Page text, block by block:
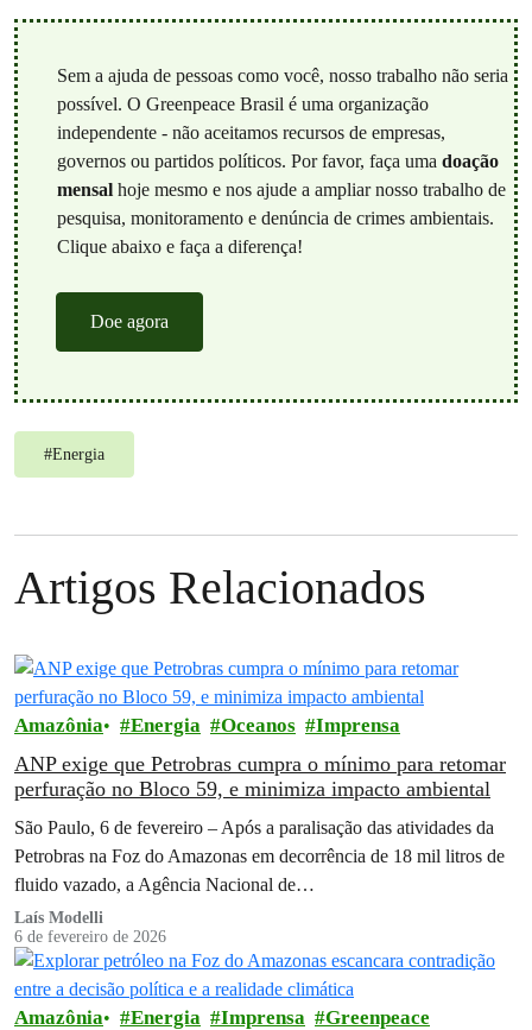
Sem a ajuda de pessoas como você, nosso trabalho não seria
possível. O Greenpeace Brasil é uma organização
independente - não aceitamos recursos de empresas,
governos ou partidos políticos. Por favor, faça uma doação
mensalhoje mesmo e nos ajude a ampliar nosso trabalho de
pesquisa, monitoramento e denúncia de crimes ambientais.
Clique abaixo e faça a diferença!
Doe agora
#Energia
Artigos Relacionados
Amazônia Energia Oceanos Imprensa
ANP exige que Petrobras cumpra o mínimo para retomar
perfuração no Bloco 59, e minimiza impacto ambiental
São Paulo, 6 de fevereiro – Após a paralisação das atividades da
Petrobras na Foz do Amazonas em decorrência de 18 mil litros de
fluido vazado, a Agência Nacional de…
Laís Modelli
6 de fevereiro de 2026
Amazônia Energia Imprensa
Greenpeace